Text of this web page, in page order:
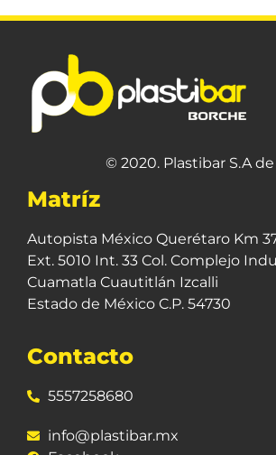
© 2020. Plastibar S.A de
Matríz
Autopista México Querétaro Km
Ext. 5010 Int. 33 Col. Complejo
Cuamatla Cuautitlán Izcalli
Estado de México C.P. 54730
Contacto
5557258680
info@plastibar.mx